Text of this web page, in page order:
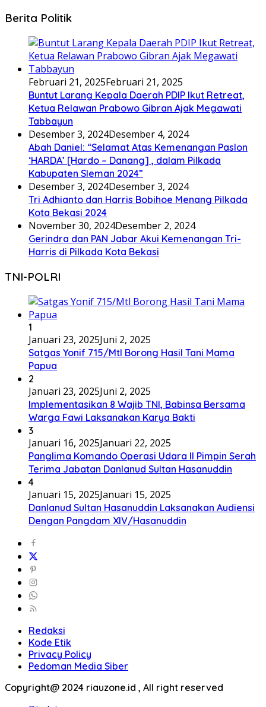
Berita Politik
Februari 21, 2025Februari 21, 2025
Buntut Larang Kepala Daerah PDIP Ikut Retreat,
Ketua Relawan Prabowo Gibran Ajak Megawati
Tabbayun
Desember 3, 2024Desember 4, 2024
Abah Daniel: “Selamat Atas Kemenangan Paslon
‘HARDA’ [Hardo – Danang] , dalam Pilkada
Kabupaten Sleman 2024”
Desember 3, 2024Desember 3, 2024
Tri Adhianto dan Harris Bobihoe Menang Pilkada
Kota Bekasi 2024
November 30, 2024Desember 2, 2024
Gerindra dan PAN Jabar Akui Kemenangan Tri-
Harris di Pilkada Kota Bekasi
TNI-POLRI
1
Januari 23, 2025Juni 2, 2025
Satgas Yonif 715/Mtl Borong Hasil Tani Mama
Papua
2
Januari 23, 2025Juni 2, 2025
Implementasikan 8 Wajib TNI, Babinsa Bersama
Warga Fawi Laksanakan Karya Bakti
3
Januari 16, 2025Januari 22, 2025
Panglima Komando Operasi Udara II Pimpin Serah
Terima Jabatan Danlanud Sultan Hasanuddin
4
Januari 15, 2025Januari 15, 2025
Danlanud Sultan Hasanuddin Laksanakan Audiensi
Dengan Pangdam XIV/Hasanuddin
Redaksi
Kode Etik
Privacy Policy
Pedoman Media Siber
Copyright@ 2024 riauzone.id , All right reserved